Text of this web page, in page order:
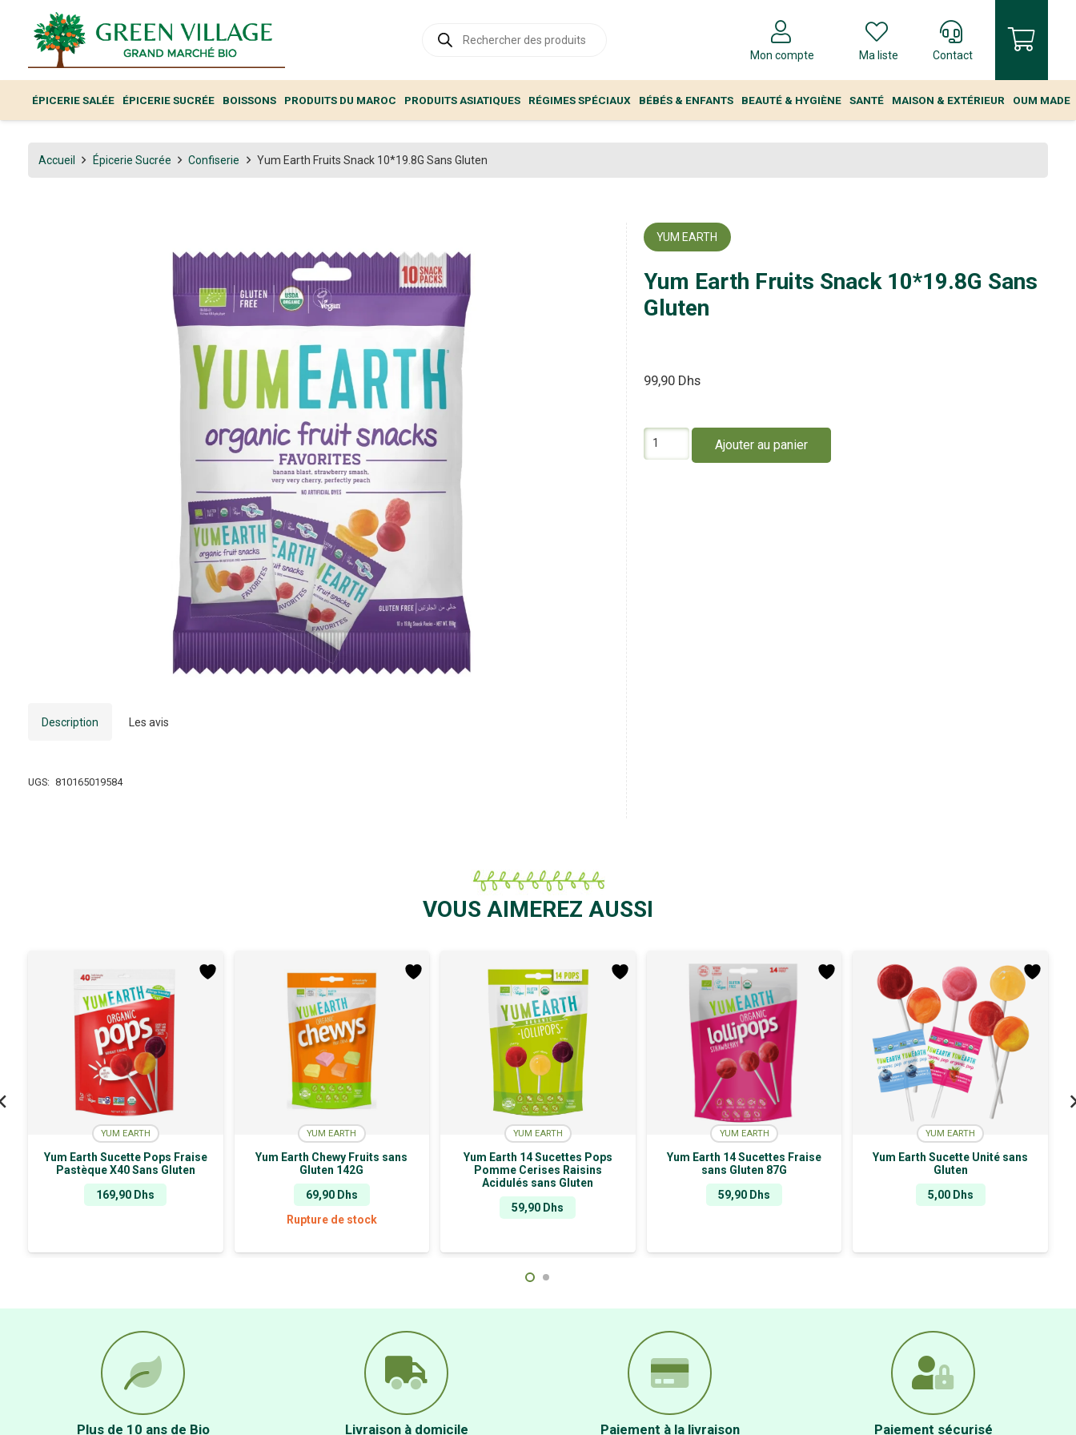
produits
Mon compte Ma liste Contact
ÉPICERIE SALÉE ÉPICERIE SUCRÉE BOISSONS PRODUITS DU MAROC PRODUITS ASIATIQUES RÉGIMES SPÉCIAUX BÉBÉS & ENFANTS BEAUTÉ & HYGIÈNE SANTÉ MAISON & EXTÉRIEUR OUM MADE
Accueil Épicerie Sucrée Confiserie Yum Earth Fruits Snack 10*19.8G Sans Gluten
Description Les avis
UGS: 810165019584
YUM EARTH
Yum Earth Fruits Snack 10*19.8G Sans
Gluten
99,90 Dhs
quantité
de
Ajouter au panier
VOUS AIMEREZ AUSSI
YUM EARTH
Yum Earth Sucette Pops Fraise
Pastèque X40 Sans Gluten
169,90 Dhs
YUM EARTH
Yum Earth Chewy Fruits sans
Gluten 142G
69,90 Dhs
Rupture de stock
YUM EARTH
Yum Earth 14 Sucettes Pops
Pomme Cerises Raisins
Acidulés sans Gluten
59,90 Dhs
YUM EARTH
Yum Earth 14 Sucettes Fraise
sans Gluten 87G
59,90 Dhs
YUM EARTH
Yum Earth Sucette Unité sans
Gluten
5,00 Dhs
Plus de 10 ans de Bio Livraison à domicile Paiement à la livraison Paiement sécurisé